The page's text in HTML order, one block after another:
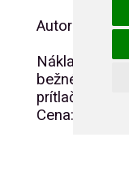
Autorom
Náklad:
bežné
prítlačou
Cena: 3,50 € /